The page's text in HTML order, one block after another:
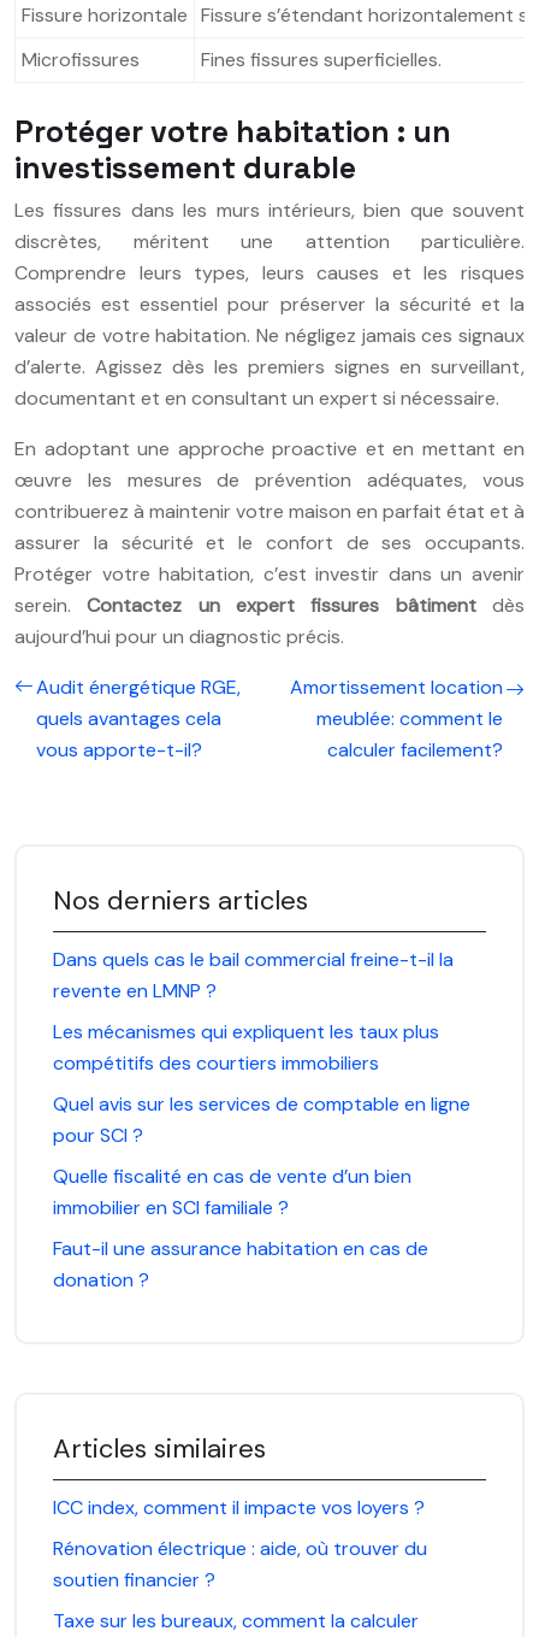
Fissure horizontale Fissure s’étendant horizontalement
Microfissures
Fines fissures superficielles.
Protéger votre habitation : un
investissement durable
Les fissures dans les murs intérieurs, bien que souvent
discrètes, méritent une attention particulière.
Comprendre leurs types, leurs causes et les risques
associés est essentiel pour préserver la sécurité et la
valeur de votre habitation. Ne négligez jamais ces signaux
d’alerte. Agissez dès les premiers signes en surveillant,
documentant et en consultant un expert si nécessaire.
En adoptant une approche proactive et en mettant en
œuvre les mesures de prévention adéquates, vous
contribuerez à maintenir votre maison en parfait état et à
assurer la sécurité et le confort de ses occupants.
Protéger votre habitation, c’est investir dans un avenir
serein.Contactez un expert fissures bâtimentdès
aujourd’hui pour un diagnostic précis.
Audit énergétique RGE,
quels avantages cela
vous apporte-t-il?
Amortissement location
meublée: comment le
calculer facilement?
Nos derniers articles
Dans quels cas le bail commercial freine-t-il la
revente en LMNP ?
Les mécanismes qui expliquent les taux plus
compétitifs des courtiers immobiliers
Quel avis sur les services de comptable en ligne
pour SCI ?
Quelle fiscalité en cas de vente d’un bien
immobilier en SCI familiale ?
Faut-il une assurance habitation en cas de
donation ?
Articles similaires
ICC index, comment il impacte vos loyers ?
Rénovation électrique : aide, où trouver du
soutien financier ?
Taxe sur les bureaux, comment la calculer